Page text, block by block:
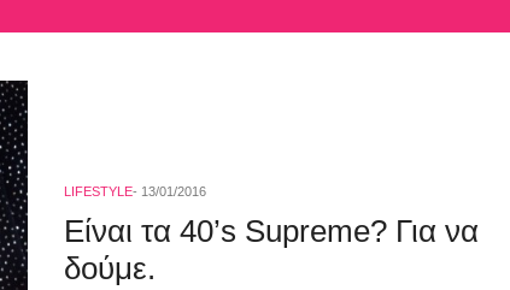
LIFESTYLE 13/01/2016
Είναι τα 40’s Supreme? Για να
δούμε.